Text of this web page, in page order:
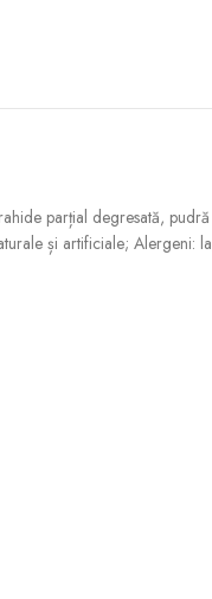
parțial degresată,
și artificiale; Alergeni: